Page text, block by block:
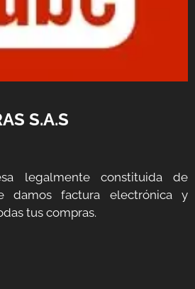
S.A.S
legalmente constituida de
damos factura electrónica y
tus compras.